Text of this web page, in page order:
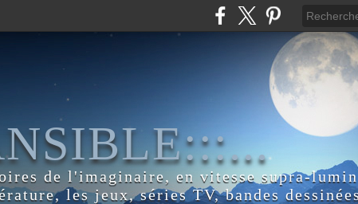
de l'imaginaire, en vitesse supra-
les jeux, séries TV, bandes